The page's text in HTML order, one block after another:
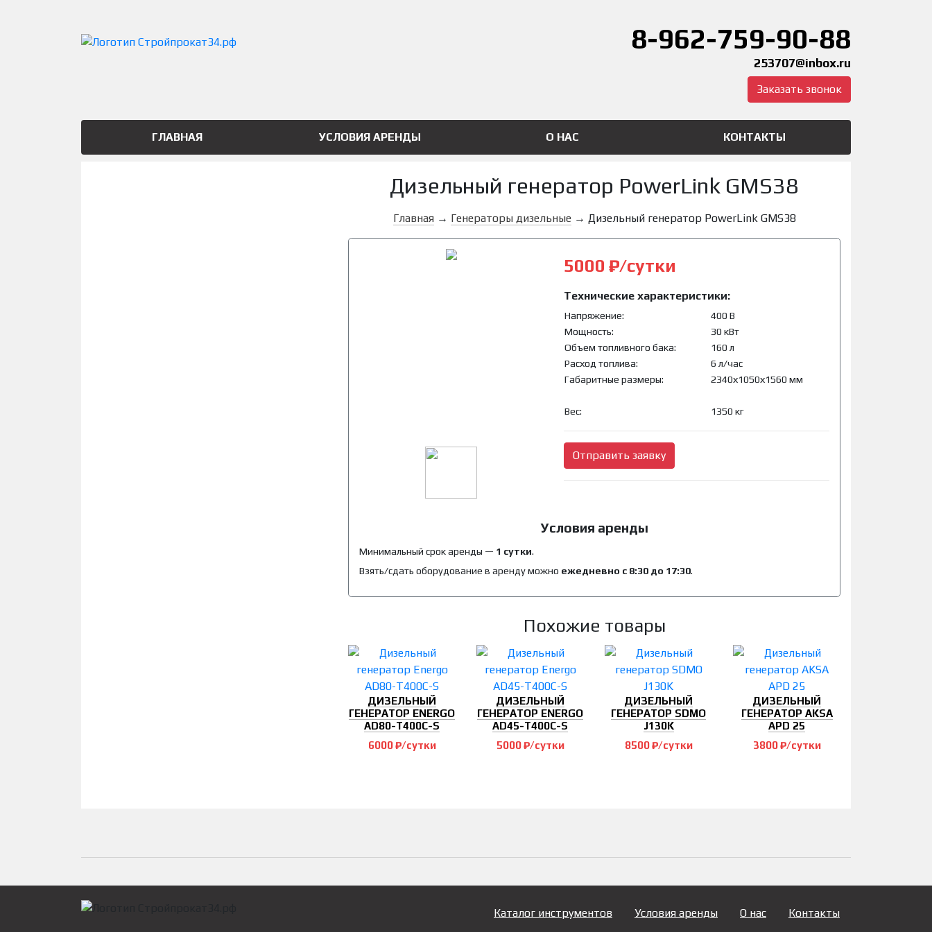
8-962-759-90-88
253707@inbox.ru
Заказать звонок
ГЛАВНАЯ УСЛОВИЯ АРЕНДЫ О НАС КОНТАКТЫ
Дизельный генератор PowerLink GMS38
Главная→ Генераторы дизельные→ Дизельный генератор PowerLink GMS38
5000 ₽/сутки
Технические характеристики:
Напряжение:
400 В
Мощность:
30 кВт
Объем топливного бака:
160 л
Расход топлива:
6 л/час
Габаритные размеры:
2340х1050х1560 мм
Вес: 1350 кг
Отправить заявку
Условия аренды
Минимальный срок аренды — 1 сутки.
Взять/сдать оборудование в аренду можно ежедневно с 8:30 до 17:30.
Похожие товары
ДИЗЕЛЬНЫЙ
ГЕНЕРАТОР ENERGO
AD80-T400C-S
6000 ₽/сутки
ДИЗЕЛЬНЫЙ
ГЕНЕРАТОР ENERGO
AD45-T400C-S
5000 ₽/сутки
ДИЗЕЛЬНЫЙ
ГЕНЕРАТОР SDMO
J130K
8500 ₽/сутки
ДИЗЕЛЬНЫЙ
ГЕНЕРАТОР AKSA
APD 25
3800 ₽/сутки
Каталог инструментов Условия аренды О нас Контакты